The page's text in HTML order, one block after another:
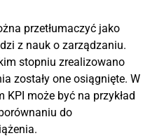
przetłumaczyć jako
z nauk o zarządzaniu.
stopniu zrealizowano
zostały one osiągnięte. W
może być na przykład
do